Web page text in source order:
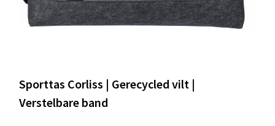
Sporttas Corliss | Gerecycled vilt |
Verstelbare band